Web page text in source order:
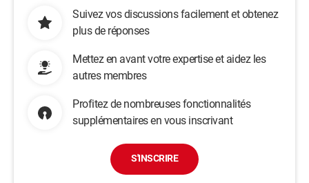
Suivez vos discussions facilement et obtenez
plus de réponses
Mettez en avant votre expertise et aidez les
autres membres
Profitez de nombreuses fonctionnalités
supplémentaires en vous inscrivant
S'INSCRIRE